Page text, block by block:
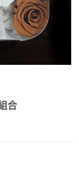
合